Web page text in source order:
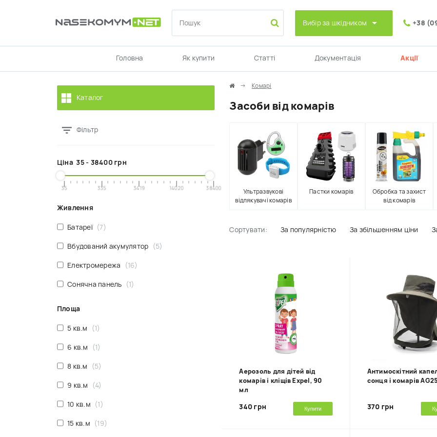
Вибір за шкідником +38
Головна Як купити Статті Документація Акції
Каталог
Фільтр
Ціна35- 38400грн
35 335 3419 14020 38400
Живлення
Батареї 7
Вбудований акумулятор 5
Електромережа 16
Сонячна панель 1
Площа
5 кв.м 1
6 кв.м 1
8 кв.м 5
9 кв.м 4
10 кв.м 1
15 кв.м 19
Комарі
Засоби від комарів
Ультразвукові
відлякувачі комарів
Пастки комарів
Обробка та захист
від комарів
Сортувати: За популярністю За збільшенням ціни
Аерозоль для дітей від
комарів і кліщів Expel, 90
мл
340 грн Купити
Антимоскітний
сонця і комарів
370 грн